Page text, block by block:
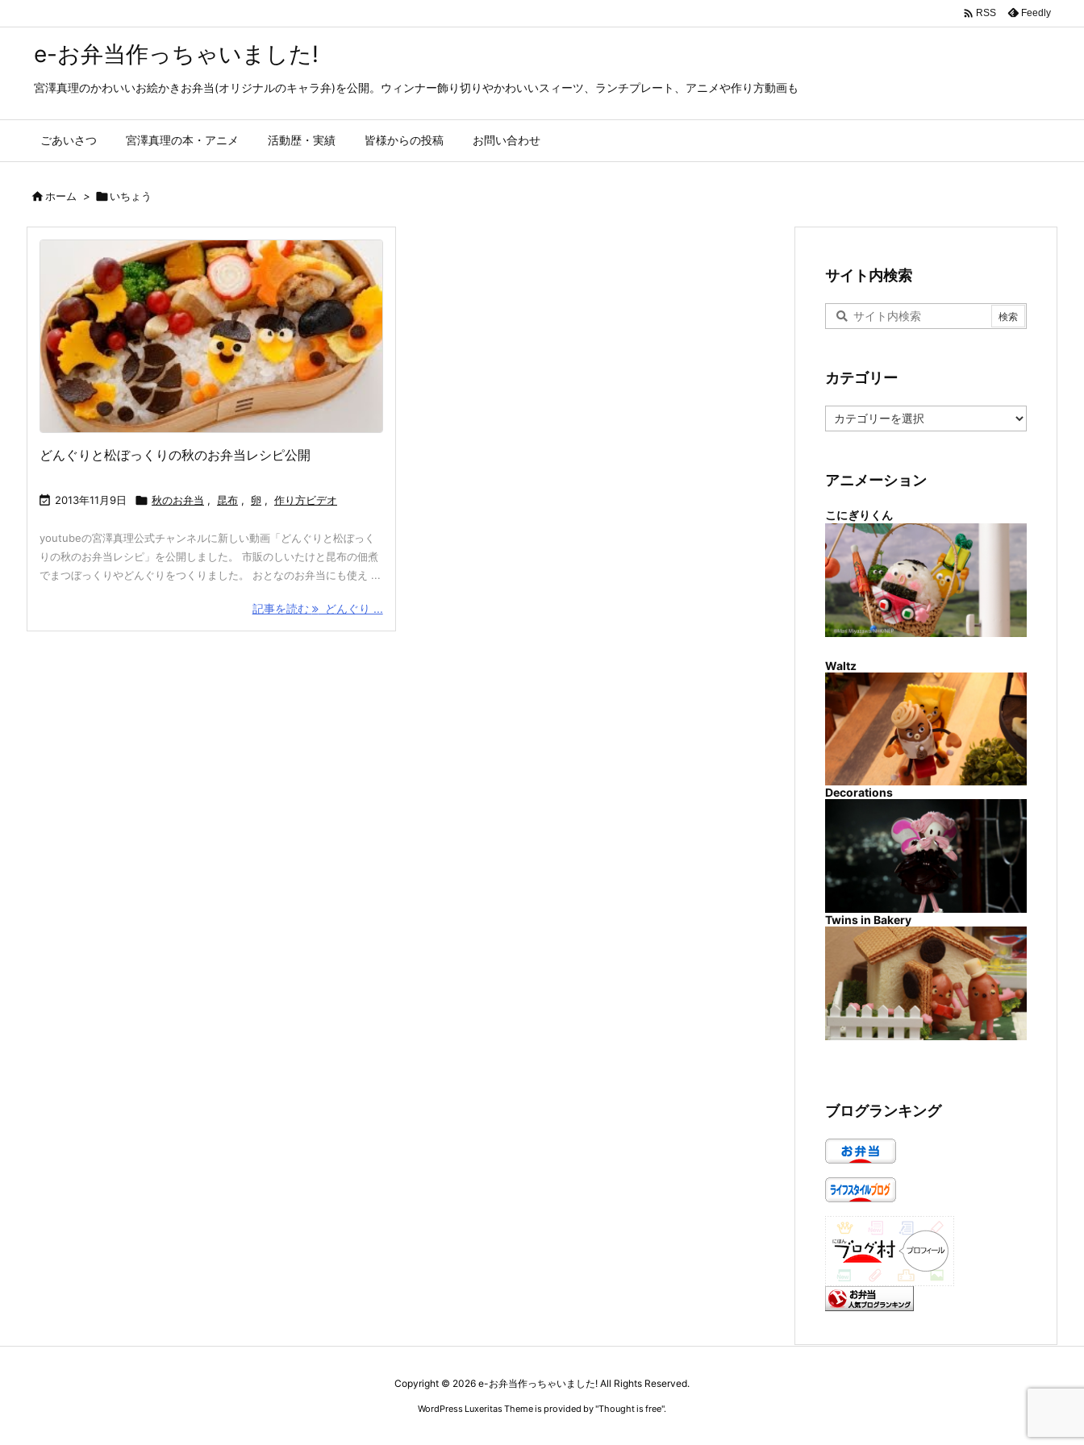
e-お弁当作っちゃいました!
宮澤真理のかわいいお絵かきお弁当(オリジナルのキャラ弁)を公開。ウィンナー飾り切りやかわいいスィーツ、ランチプレート、アニメや作り方動画も
ごあいさつ 宮澤真理の本・アニメ 活動歴・実績 皆様からの投稿 お問い合わせ
 RSS Feedly
ホーム > いちょう
どんぐりと松ぼっくりの秋のお弁当レシピ公開
 2013年11月9日  秋のお弁当 , 昆布 , 卵 , 作り方ビデオ
youtubeの宮澤真理公式チャンネルに新しい動画「どんぐりと松ぼっく
りの秋のお弁当レシピ」を公開しました。 市販のしいたけと昆布の佃煮
でまつぼっくりやどんぐりをつくりました。 おとなのお弁当にも使え ...
記事を読む どんぐり ...
サイト内検索
カテゴリー
テ
ー
アニメーション
こにぎりくん
Waltz
Decorations
Twins in Bakery
ブログランキング
Copyright © 2026 e-お弁当作っちゃいました! All Rights Reserved.
WordPress Luxeritas Theme is provided by "Thought is free".